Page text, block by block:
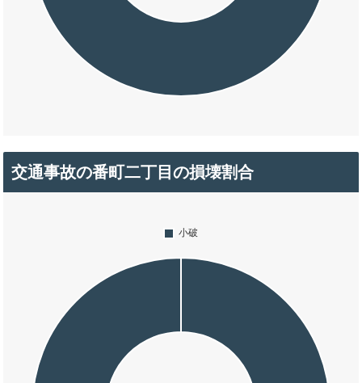
交通事故の番町二丁目の損壊割合